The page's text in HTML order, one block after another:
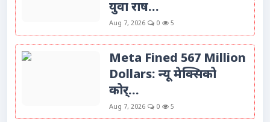
युवा राष...
Aug 7, 2026 0 5
Meta Fined 567 Million
Dollars: न्यू मेक्सिको
कोर्...
Aug 7, 2026 0 5